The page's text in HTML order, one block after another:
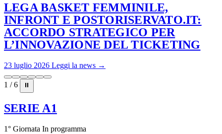
LEGA BASKET FEMMINILE,
INFRONT E POSTORISERVATO.IT:
ACCORDO STRATEGICO PER
L’INNOVAZIONE DEL TICKETING
23 luglio 2026 Leggi la news →
1 / 6 ⏸
SERIE A1
1° Giornata In programma